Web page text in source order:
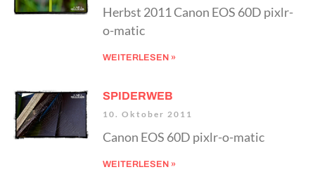
Herbst 2011 Canon EOS 60D pixlr-
o-matic
WEITERLESEN »
SPIDERWEB
10. Oktober 2011
Canon EOS 60D pixlr-o-matic
WEITERLESEN »